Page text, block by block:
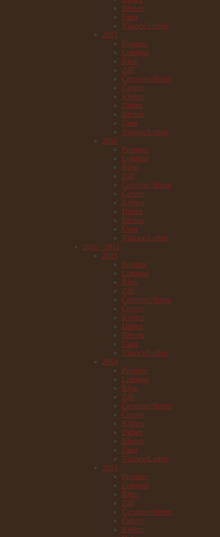
Březen
Únor
Vánoce/Leden
2017
Prosinec
Listopad
Říjen
Září
Červenec/Srpen
Červen
Květen
Duben
Březen
Únor
Vánoce/Leden
2016
Prosinec
Listopad
Říjen
Září
Červenec/Srpen
Červen
Květen
Duben
Březen
Únor
Vánoce/Leden
2011 - 2015
2015
Prosinec
Listopad
Říjen
Září
Červenec/Srpen
Červen
Květen
Duben
Březen
Únor
Vánoce/Leden
2014
Prosinec
Listopad
Říjen
Září
Červenec/Srpen
Červen
Květen
Duben
Březen
Únor
Vánoce/Leden
2013
Prosinec
Listopad
Říjen
Září
Červenec/Srpen
Červen
Květen